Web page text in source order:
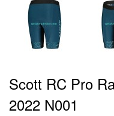
Scott RC Pro
2022 N001